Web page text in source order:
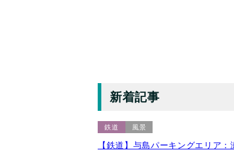
新着記事
鉄道 風景
【鉄道】与島パーキングエリア：